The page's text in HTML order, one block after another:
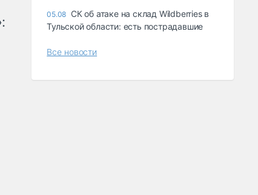
05.08 СК об атаке на склад Wildberries в
Тульской области: есть пострадавшие
Все новости